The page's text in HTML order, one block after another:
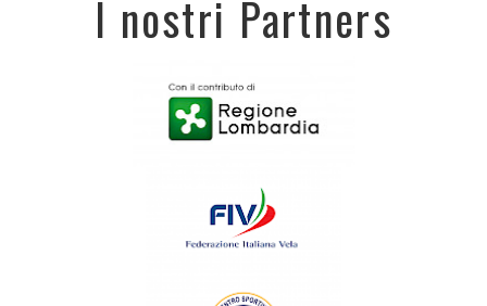
I nostri Partners